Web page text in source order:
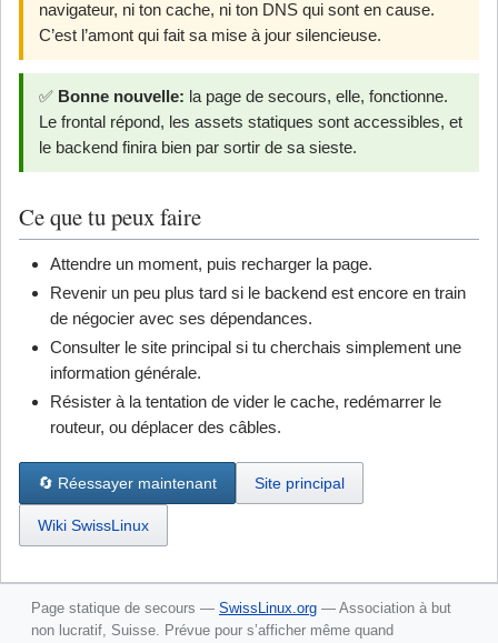
navigateur, ni ton cache, ni ton DNS qui sont en cause.
C’est l’amont qui fait sa mise à jour silencieuse.
✅ Bonne nouvelle: la page de secours, elle, fonctionne.
Le frontal répond, les assets statiques sont accessibles, et
le backend finira bien par sortir de sa sieste.
Ce que tu peux faire
Attendre un moment, puis recharger la page.
Revenir un peu plus tard si le backend est encore en train
de négocier avec ses dépendances.
Consulter le site principal si tu cherchais simplement une
information générale.
Résister à la tentation de vider le cache, redémarrer le
routeur, ou déplacer des câbles.
🔄 Réessayer maintenant Site principal
Wiki SwissLinux
Page statique de secours — SwissLinux.org — Association à but
non lucratif, Suisse. Prévue pour s’afficher même quand